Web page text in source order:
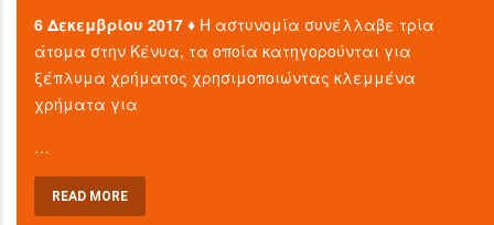
6 Δεκεμβρίου 2017 ♦ Η αστυνομία συνέλλαβε τρία
άτομα στην Κένυα, τα οποία κατηγορούνται για
ξέπλυμα χρήματος χρησιμοποιώντας κλεμμένα
χρήματα για
…
READ MORE